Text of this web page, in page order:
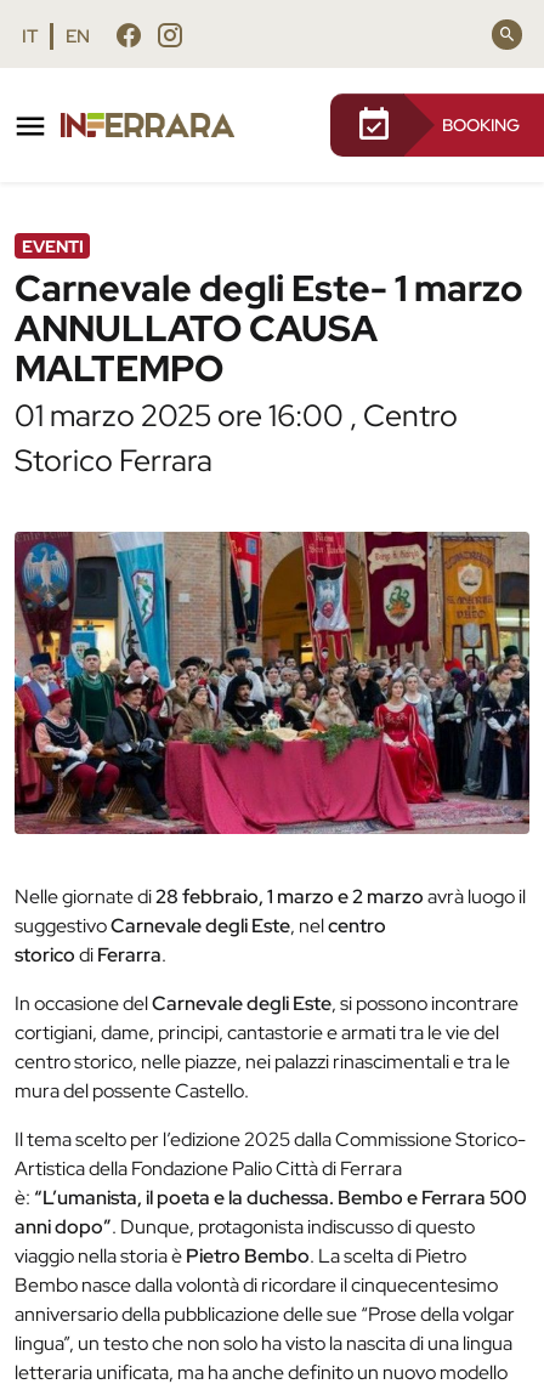
Vai al contenuto principale
Vai al footer
IT EN
BOOKING
Carnevale degli Este- 1 marzo
EVENTI
Carnevale degli Este- 1 marzo
ANNULLATO CAUSA
MALTEMPO
01 marzo 2025 ore 16:00 , Centro
Storico Ferrara
Nelle giornate di28 febbraio, 1 marzo e 2 marzoavrà luogo il
suggestivoCarnevale degli Este, nelcentro
storicodiFerarra.
In occasione delCarnevale degli Este, si possono incontrare
cortigiani, dame, principi, cantastorie e armati tra le vie del
centro storico, nelle piazze, nei palazzi rinascimentali e tra le
mura del possente Castello.
Il tema scelto per l’edizione 2025 dalla Commissione Storico-
Artistica della Fondazione Palio Città di Ferrara
è: “L’umanista, il poeta e la duchessa. Bembo e Ferrara 500
anni dopo”. Dunque, protagonista indiscusso di questo
viaggio nella storia èPietro Bembo. La scelta di Pietro
Bembo nasce dalla volontà di ricordare il cinquecentesimo
anniversario della pubblicazione delle sue “Prose della volgar
lingua”, un testo che non solo ha visto la nascita di una lingua
letteraria unificata, ma ha anche definito un nuovo modello